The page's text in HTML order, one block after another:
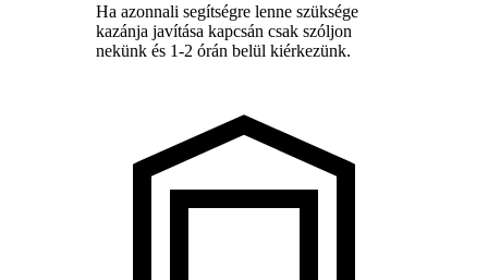
Ha azonnali segítségre lenne szüksége
kazánja javítása kapcsán csak szóljon
nekünk és 1-2 órán belül kiérkezünk.